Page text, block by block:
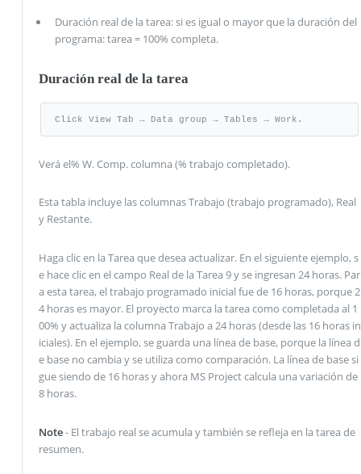
Duración real de la tarea: si es igual o mayor que la duración del
programa: tarea = 100% completa.
Duración real de la tarea
Click View Tab → Data group → Tables → Work.
Verá el% W. Comp. columna (% trabajo completado).
Esta tabla incluye las columnas Trabajo (trabajo programado), Real
y Restante.
Haga clic en la Tarea que desea actualizar. En el siguiente ejemplo, s
e hace clic en el campo Real de la Tarea 9 y se ingresan 24 horas. Par
a esta tarea, el trabajo programado inicial fue de 16 horas, porque 2
4 horas es mayor. El proyecto marca la tarea como completada al 1
00% y actualiza la columna Trabajo a 24 horas (desde las 16 horas in
iciales). En el ejemplo, se guarda una línea de base, porque la línea d
e base no cambia y se utiliza como comparación. La línea de base si
gue siendo de 16 horas y ahora MS Project calcula una variación de
8 horas.
Note- El trabajo real se acumula y también se refleja en la tarea de
resumen.